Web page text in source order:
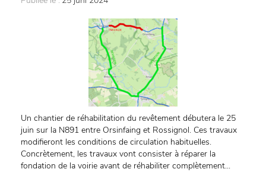
Un chantier de réhabilitation du revêtement débutera le 25
juin sur la N891 entre Orsinfaing et Rossignol. Ces travaux
modifieront les conditions de circulation habituelles.
Concrètement, les travaux vont consister à réparer la
fondation de la voirie avant de réhabiliter complètement...